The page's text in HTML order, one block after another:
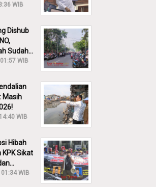
WIB
Dishub
Sudah
WIB
Masih
WIB
Hibah
Sikat
WIB